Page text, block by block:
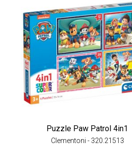
Puzzle Paw Patrol 4in1
Clementoni - 320.21513